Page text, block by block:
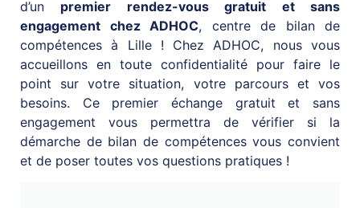
d’un premier rendez-vous gratuit et sans
engagement chez ADHOC, centre de bilan de
compétences à Lille ! Chez ADHOC, nous vous
accueillons en toute confidentialité pour faire le
point sur votre situation, votre parcours et vos
besoins. Ce premier échange gratuit et sans
engagement vous permettra de vérifier si la
démarche de bilan de compétences vous convient
et de poser toutes vos questions pratiques !